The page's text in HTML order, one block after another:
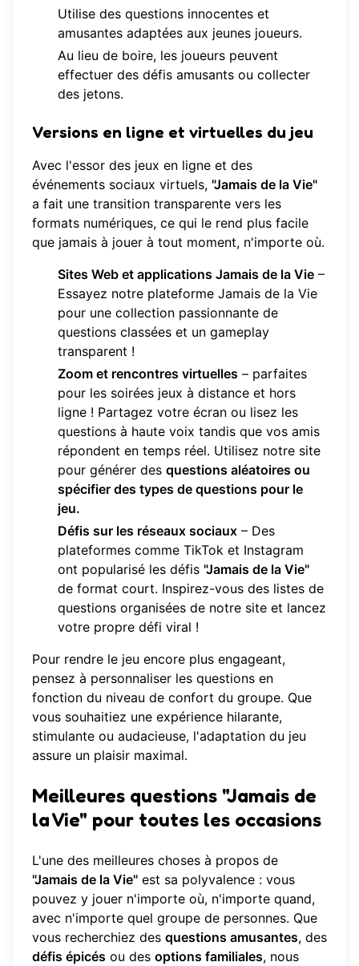
Utilise des questions innocentes et
amusantes adaptées aux jeunes joueurs.
Au lieu de boire, les joueurs peuvent
effectuer des défis amusants ou collecter
des jetons.
Versions en ligne et virtuelles du jeu
Avec l'essor des jeux en ligne et des
événements sociaux virtuels, "Jamais de la Vie"
a fait une transition transparente vers les
formats numériques, ce qui le rend plus facile
que jamais à jouer à tout moment, n'importe où.
Sites Web et applications Jamais de la Vie –
Essayez notre plateforme Jamais de la Vie
pour une collection passionnante de
questions classées et un gameplay
transparent !
Zoom et rencontres virtuelles – parfaites
pour les soirées jeux à distance et hors
ligne ! Partagez votre écran ou lisez les
questions à haute voix tandis que vos amis
répondent en temps réel. Utilisez notre site
pour générer des questions aléatoires ou
spécifier des types de questions pour le
jeu.
Défis sur les réseaux sociaux – Des
plateformes comme TikTok et Instagram
ont popularisé les défis "Jamais de la Vie"
de format court. Inspirez-vous des listes de
questions organisées de notre site et lancez
votre propre défi viral !
Pour rendre le jeu encore plus engageant,
pensez à personnaliser les questions en
fonction du niveau de confort du groupe. Que
vous souhaitiez une expérience hilarante,
stimulante ou audacieuse, l'adaptation du jeu
assure un plaisir maximal.
Meilleures questions "Jamais de
la Vie" pour toutes les occasions
L'une des meilleures choses à propos de
"Jamais de la Vie" est sa polyvalence : vous
pouvez y jouer n'importe où, n'importe quand,
avec n'importe quel groupe de personnes. Que
vous recherchiez des questions amusantes, des
défis épicés ou des options familiales, nous